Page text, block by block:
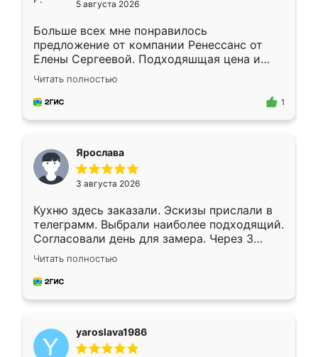
5 августа 2026
Больше всех мне понравилось
предложение от компании Ренессанс от
Елены Сергеевой. Подходяшщая цена и
короткие сроки изготовления. Приехавший
для замера сотрудник Владислав
предложил по моему эскизу самый
Читать полностью
1
Ярослава
3 августа 2026
Кухню здесь заказали. Эскизы прислали в
телеграмм. Выбрали наиболее подходящий.
Согласовали день для замера. Через 3
недели кухня была уже готова. Остались
довольны работой. Спасибо Ренессанс
мебель за качественную работу!
Читать полностью
yaroslava1986